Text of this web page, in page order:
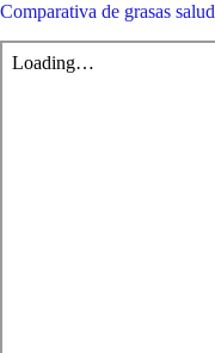
Comparativa de grasas